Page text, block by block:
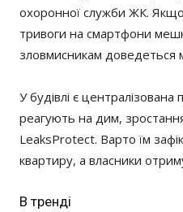
охоронної служби ЖК. Якщо,
тривоги на смартфони
зловмисникам доведеться
У будівлі є
реагують на дим,
LeaksProtect. Варто їм
квартиру, а власники
В тренді